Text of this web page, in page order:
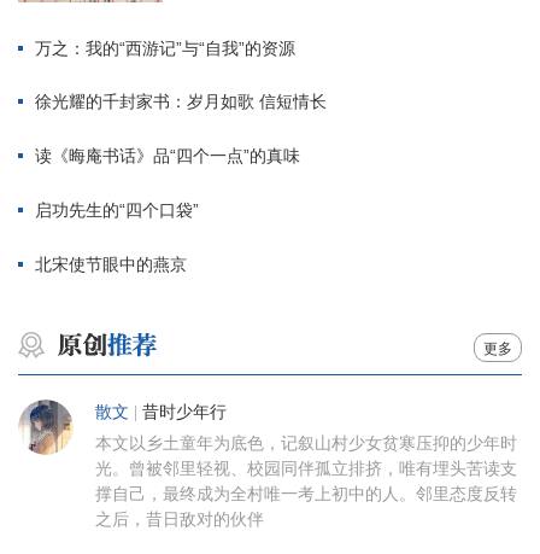
万之：我的“西游记”与“自我”的资源
徐光耀的千封家书：岁月如歌 信短情长
读《晦庵书话》品“四个一点”的真味
启功先生的“四个口袋”
北宋使节眼中的燕京
更多
散文 昔时少年行
本文以乡土童年为底色，记叙山村少女贫寒压抑的少年时
光。曾被邻里轻视、校园同伴孤立排挤，唯有埋头苦读支
撑自己，最终成为全村唯一考上初中的人。邻里态度反转
之后，昔日敌对的伙伴